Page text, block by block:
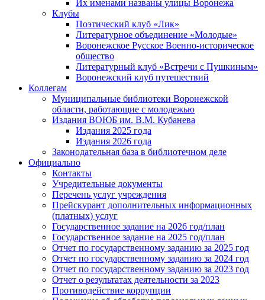
Их именами названы улицы Воронежа
Клубы
Поэтический клуб «Лик»
Литературное объединение «Молодые»
Воронежское Русское Военно-историческое
общество
Литературный клуб «Встречи с Пушкиным»
Воронежский клуб путешествий
Коллегам
Муниципальные библиотеки Воронежской
области, работающие с молодежью
Издания ВОЮБ им. В.М. Кубанева
Издания 2025 года
Издания 2026 года
Законодательная база в библиотечном деле
Официально
Контакты
Учредительные документы
Перечень услуг учреждения
Прейскурант дополнительных информационных
(платных) услуг
Государственное задание на 2026 год/план
Государственное задание на 2025 год/план
Отчет по государственному заданию за 2025 год
Отчет по государственному заданию за 2024 год
Отчет по государственному заданию за 2023 год
Отчет о результатах деятельности за 2023
Противодействие коррупции